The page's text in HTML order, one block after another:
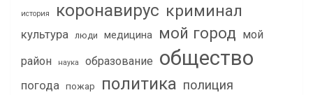
история коронавирус криминал
культура люди медицина мой город мой
район
наука образование общество
погода пожар политика полиция